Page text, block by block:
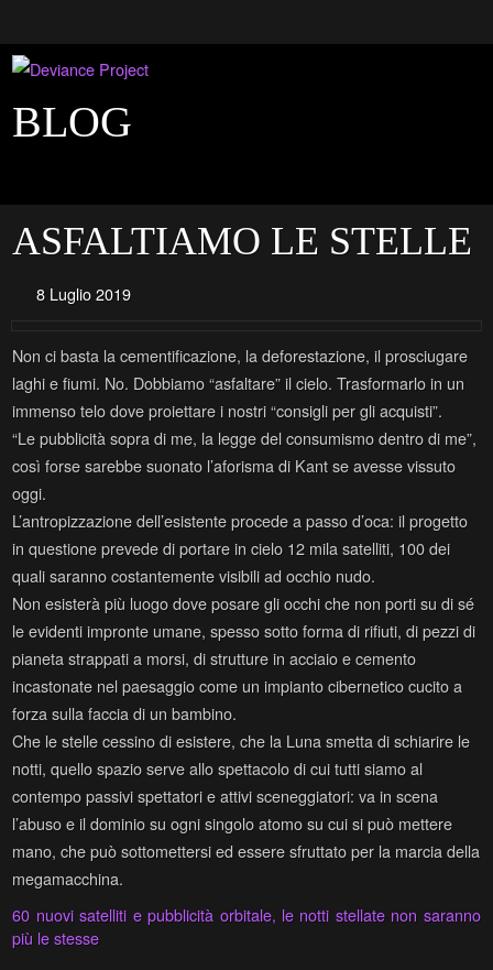
BLOG
ASFALTIAMO LE STELLE
8 Luglio 2019
Non ci basta la cementificazione, la deforestazione, il prosciugare
laghi e fiumi. No. Dobbiamo “asfaltare” il cielo. Trasformarlo in un
immenso telo dove proiettare i nostri “consigli per gli acquisti”.
“Le pubblicità sopra di me, la legge del consumismo dentro di me”,
così forse sarebbe suonato l’aforisma di Kant se avesse vissuto
oggi.
L’antropizzazione dell’esistente procede a passo d’oca: il progetto
in questione prevede di portare in cielo 12 mila satelliti, 100 dei
quali saranno costantemente visibili ad occhio nudo.
Non esisterà più luogo dove posare gli occhi che non porti su di sé
le evidenti impronte umane, spesso sotto forma di rifiuti, di pezzi di
pianeta strappati a morsi, di strutture in acciaio e cemento
incastonate nel paesaggio come un impianto cibernetico cucito a
forza sulla faccia di un bambino.
Che le stelle cessino di esistere, che la Luna smetta di schiarire le
notti, quello spazio serve allo spettacolo di cui tutti siamo al
contempo passivi spettatori e attivi sceneggiatori: va in scena
l’abuso e il dominio su ogni singolo atomo su cui si può mettere
mano, che può sottomettersi ed essere sfruttato per la marcia della
megamacchina.
60 nuovi satelliti e pubblicità orbitale, le notti stellate non saranno
più le stesse